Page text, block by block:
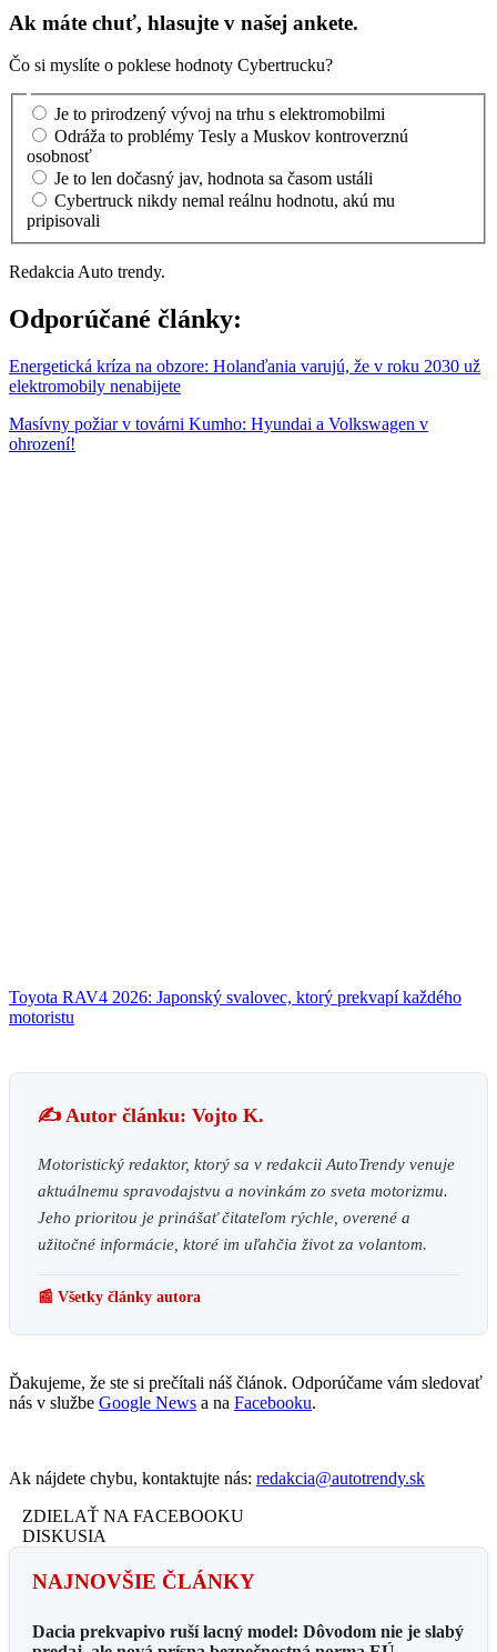
Ak máte chuť, hlasujte v našej ankete.
Čo si myslíte o poklese hodnoty Cybertrucku?
Je to prirodzený vývoj na trhu s elektromobilmi
Odráža to problémy Tesly a Muskov kontroverznú
osobnosť
Je to len dočasný jav, hodnota sa časom ustáli
Cybertruck nikdy nemal reálnu hodnotu, akú mu
pripisovali
Redakcia Auto trendy.
Odporúčané články:
Energetická kríza na obzore: Holanďania varujú, že v roku 2030 už
elektromobily nenabijete
Masívny požiar v továrni Kumho: Hyundai a Volkswagen v
ohrození!
Toyota RAV4 2026: Japonský svalovec, ktorý prekvapí každého
motoristu
✍️ Autor článku: Vojto K.
Motoristický redaktor, ktorý sa v redakcii AutoTrendy venuje
aktuálnemu spravodajstvu a novinkám zo sveta motorizmu.
Jeho prioritou je prinášať čitateľom rýchle, overené a
užitočné informácie, ktoré im uľahčia život za volantom.
📰 Všetky články autora
Ďakujeme, že ste si prečítali náš článok. Odporúčame vám sledovať
nás v službe Google News a na Facebooku.
Ak nájdete chybu, kontaktujte nás: redakcia@autotrendy.sk
ZDIELAŤ NA FACEBOOKU
DISKUSIA
NAJNOVŠIE ČLÁNKY
Dacia prekvapivo ruší lacný model: Dôvodom nie je slabý